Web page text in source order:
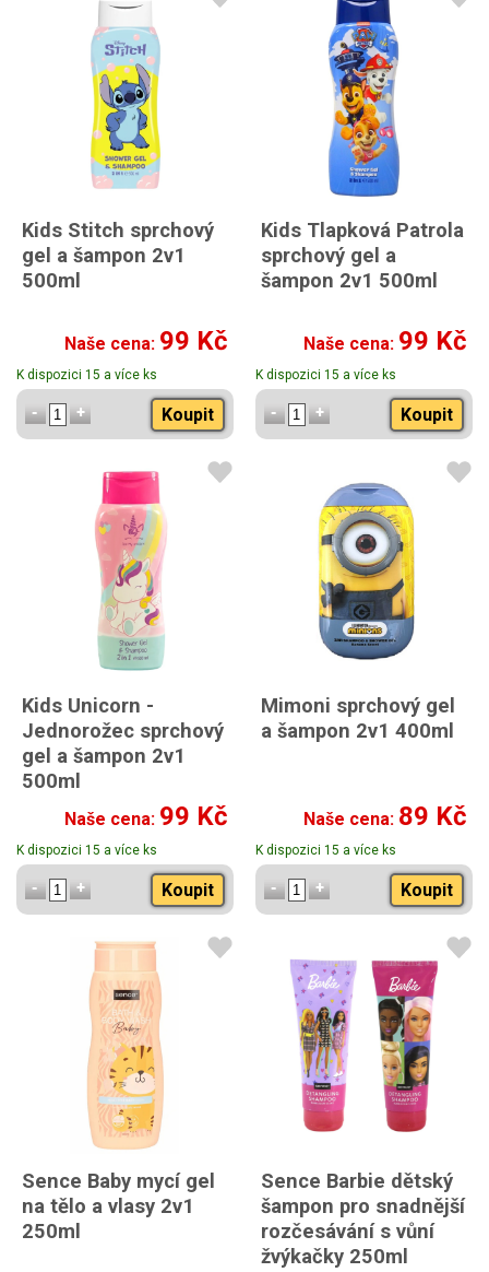
Kids Stitch sprchový
gel a šampon 2v1
500ml
Naše cena: 99 Kč
K dispozici 15 a více ks
Koupit
Kids Tlapková Patrola
sprchový gel a
šampon 2v1 500ml
Naše cena: 99 Kč
K dispozici 15 a více ks
Koupit
Kids Unicorn -
Jednorožec sprchový
gel a šampon 2v1
500ml
Naše cena: 99 Kč
K dispozici 15 a více ks
Koupit
Mimoni sprchový gel
a šampon 2v1 400ml
Naše cena: 89 Kč
K dispozici 15 a více ks
Koupit
Sence Baby mycí gel
na tělo a vlasy 2v1
250ml
Sence Barbie dětský
šampon pro snadnější
rozčesávání s vůní
žvýkačky 250ml